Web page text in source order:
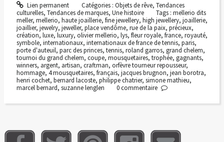
Lien permanent Catégories : Objets de rêve, Tendances
culturelles, Tendances de marques, Une histoire Tags :mellerio dits
meller, mellerio, haute joaillerie, fine jewellery, high jewellery, joaillerie,
joaillier, jewelry, jeweller, place vendôme, rue de la paix, précieux,
création, luxe, luxury, olivier mellerio, lys, fleur royale, france, royauté,
symbole, internationaux, internationaux de france de tennis, paris,
porte d'auteuil, parc des princes, tennis, roland garros, grand chelem,
tournoi du grand chelem, coupe, mousquetaires, trophée, gagnants,
winners, argent, artisan, craftman, orfèvre tourneur repousseur,
hommage, 4 mousquetaires, français, jacques brugnon, jean borotra,
henri cochet, bernard lacoste, philippe chatrier, simone mathieu,
marcel bernard, suzanne lenglen 0commentaire